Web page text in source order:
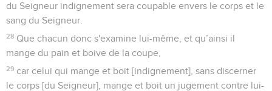
du Seigneur indignement sera coupable envers le corps et le
sang du Seigneur.
28 Que chacun donc s'examine lui-même, et qu’ainsi il
mange du pain et boive de la coupe,
29 car celui qui mange et boit [indignement], sans discerner
le corps [du Seigneur], mange et boit un jugement contre lui-